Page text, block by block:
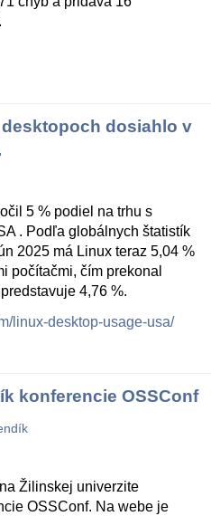
dosiahlo v
5 % podiel na trhu s
. Podľa globálnych štatistík
2025 má Linux teraz 5,04 %
počítačmi, čím prekonal
4,76 %.
linux-desktop-usage-usa/
konferencie OSSConf
Žilinskej univerzite
OSSConf. Na webe je